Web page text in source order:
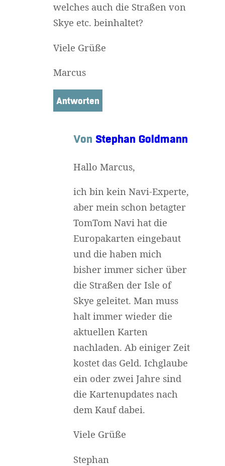
welches auch die Straßen von
Skye etc. beinhaltet?
Viele Grüße
Marcus
Antworten
Von Stephan Goldmann
Hallo Marcus,
ich bin kein Navi-Experte,
aber mein schon betagter
TomTom Navi hat die
Europakarten eingebaut
und die haben mich
bisher immer sicher über
die Straßen der Isle of
Skye geleitet. Man muss
halt immer wieder die
aktuellen Karten
nachladen. Ab einiger Zeit
kostet das Geld. Ichglaube
ein oder zwei Jahre sind
die Kartenupdates nach
dem Kauf dabei.
Viele Grüße
Stephan